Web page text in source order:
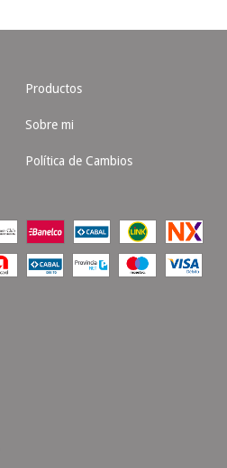
Productos
Sobre mi
Política de Cambios